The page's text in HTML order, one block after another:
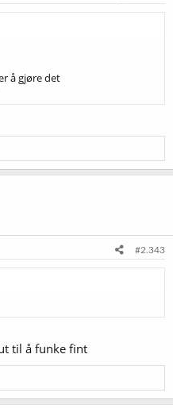
å gjøre det
#2.343
til å funke fint